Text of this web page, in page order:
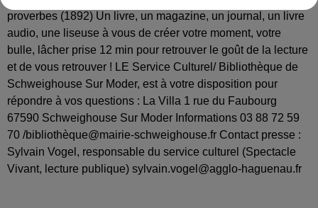
proverbes (1892) Un livre, un magazine, un journal, un livre
audio, une liseuse à vous de créer votre moment, votre
bulle, lâcher prise 12 min pour retrouver le goût de la lecture
et de vous retrouver ! LE Service Culturel/ Bibliothèque de
Schweighouse Sur Moder, est à votre disposition pour
répondre à vos questions : La Villa 1 rue du Faubourg
67590 Schweighouse Sur Moder Informations 03 88 72 59
70 /bibliothèque@mairie-schweighouse.fr Contact presse :
Sylvain Vogel, responsable du service culturel (Spectacle
Vivant, lecture publique) sylvain.vogel@agglo-haguenau.fr